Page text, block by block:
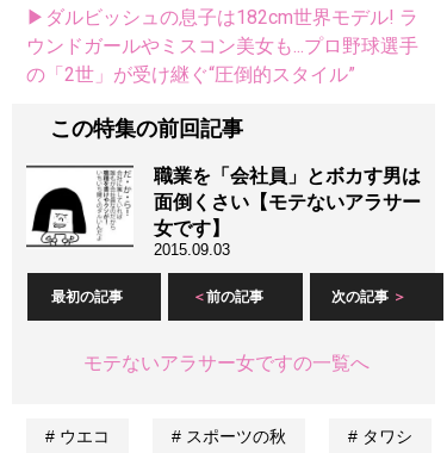
▶ダルビッシュの息子は182cm世界モデル! ラ
ウンドガールやミスコン美女も...プロ野球選手
の「2世」が受け継ぐ“圧倒的スタイル”
この特集の前回記事
職業を「会社員」とボカす男は
面倒くさい【モテないアラサー
女です】
2015.09.03
最初の記事 前の記事 次の記事
モテないアラサー女ですの一覧へ
ウエコ スポーツの秋 タワシ